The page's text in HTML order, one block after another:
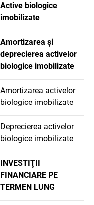
Active biologice
imobilizate
Amortizarea şi
deprecierea activelor
biologice imobilizate
Amortizarea activelor
biologice imobilizate
Deprecierea activelor
biologice imobilizate
INVESTIŢII
FINANCIARE PE
TERMEN LUNG